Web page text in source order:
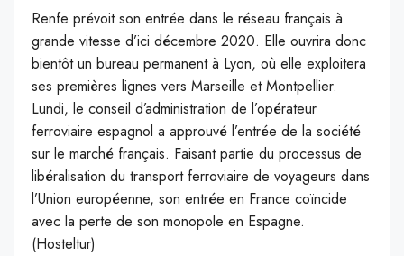
Renfe prévoit son entrée dans le réseau français à
grande vitesse d’ici décembre 2020. Elle ouvrira donc
bientôt un bureau permanent à Lyon, où elle exploitera
ses premières lignes vers Marseille et Montpellier.
Lundi, le conseil d’administration de l’opérateur
ferroviaire espagnol a approuvé l’entrée de la société
sur le marché français. Faisant partie du processus de
libéralisation du transport ferroviaire de voyageurs dans
l’Union européenne, son entrée en France coïncide
avec la perte de son monopole en Espagne.
(Hosteltur)